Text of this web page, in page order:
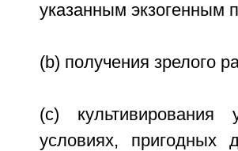
указанным экзогенным
(b) получения зрелого
(c) культивирования
условиях, пригодных